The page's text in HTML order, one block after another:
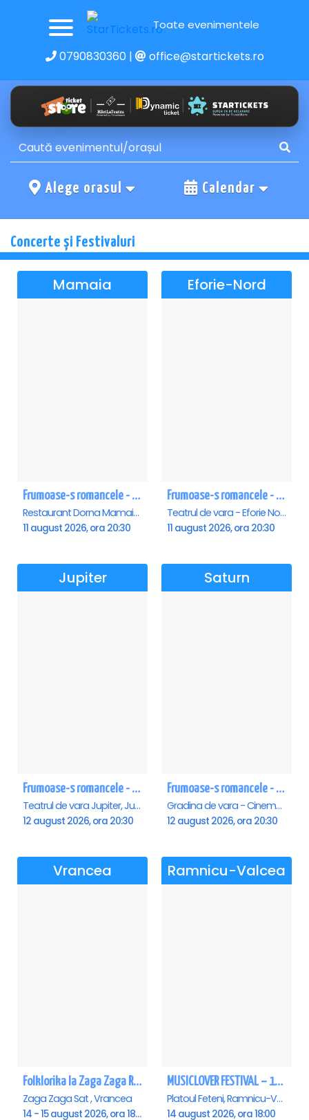
Toate evenimentele
0790830360| office@startickets.ro
Alege orasul Calendar
Concerte și Festivaluri
Mamaia
Frumoase-s romancele - Mamaia
Restaurant Dorna Mamaia, Mamaia
11 august 2026, ora 20:30
Eforie-Nord
Frumoase-s romancele - Eforie Nord
Teatrul de vara - Eforie Nord, Eforie-Nord
11 august 2026, ora 20:30
Jupiter
Frumoase-s romancele - Jupiter
Teatrul de vara Jupiter, Jupiter
12 august 2026, ora 20:30
Saturn
Frumoase-s romancele - Saturn
Gradina de vara - Cinema Saturn, Saturn
12 august 2026, ora 20:30
Vrancea
Folklorika la Zaga Zaga Resort - Anulat
Zaga Zaga Sat , Vrancea
14 - 15 august 2026, ora 18:00
Ramnicu-Valcea
MUSICLOVER FESTIVAL – 14 August – Puya, Johny Romano, Shift, Badd G, DJ Matei & Bogdanov
Platoul Feteni, Ramnicu-Valcea
14 august 2026, ora 18:00